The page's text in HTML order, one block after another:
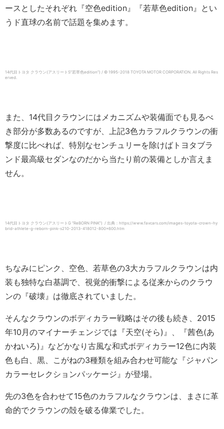
ースとしたそれぞれ『空色edition』『若草色edition』とい
うド直球の名前で話題を集めます。
14代目トヨタ クラウン(アスリートS”若草色edition”) / © 1995-2018 TOYOTA MOTOR CORPORATION. All Rights Res
erved.
また、14代目クラウンにはメカニズムや装備面でも見るべ
き部分が多数あるのですが、上記3色カラフルクラウンの衝
撃度に比べれば、特別なセンチュリーを除けばトヨタブラ
ンド最高級セダンなのだから当たり前の装備としか言えま
せん。
14代目トヨタ クラウン(アスリートG “ReBORN PINK”) / 出典：https://www.favcars.com/images-toyota-crown-hy
brid-athlete-g-reborn-pink-s210-2013-418012-800×600.htm
ちなみにピンク、空色、若草色の3大カラフルクラウンは内
装も独特な白基調で、視覚的衝撃による従来からのクラウ
ンの『破壊』は徹底されていました。
そんなクラウンのボディカラー戦略はその後も続き、2015
年10月のマイナーチェンジでは『天空(そら)』、『茜色(あ
かねいろ)』などかなり古風な和式ボディカラー12色に内装
色も白、黒、こがねの3種類を組み合わせ可能な『ジャパン
カラーセレクションパッケージ』が登場。
先の3色を合わせて15色のカラフルなクラウンは、まさに革
命的でクラウンの殻を破る偉業でした。